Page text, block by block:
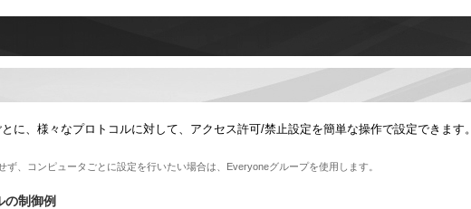
に、様々なプロトコルに対して、アクセス許可/禁止設定を簡単な操作で設定できます。
ず、コンピュータごとに設定を行いたい場合は、Everyoneグループを使用します。
の制御例